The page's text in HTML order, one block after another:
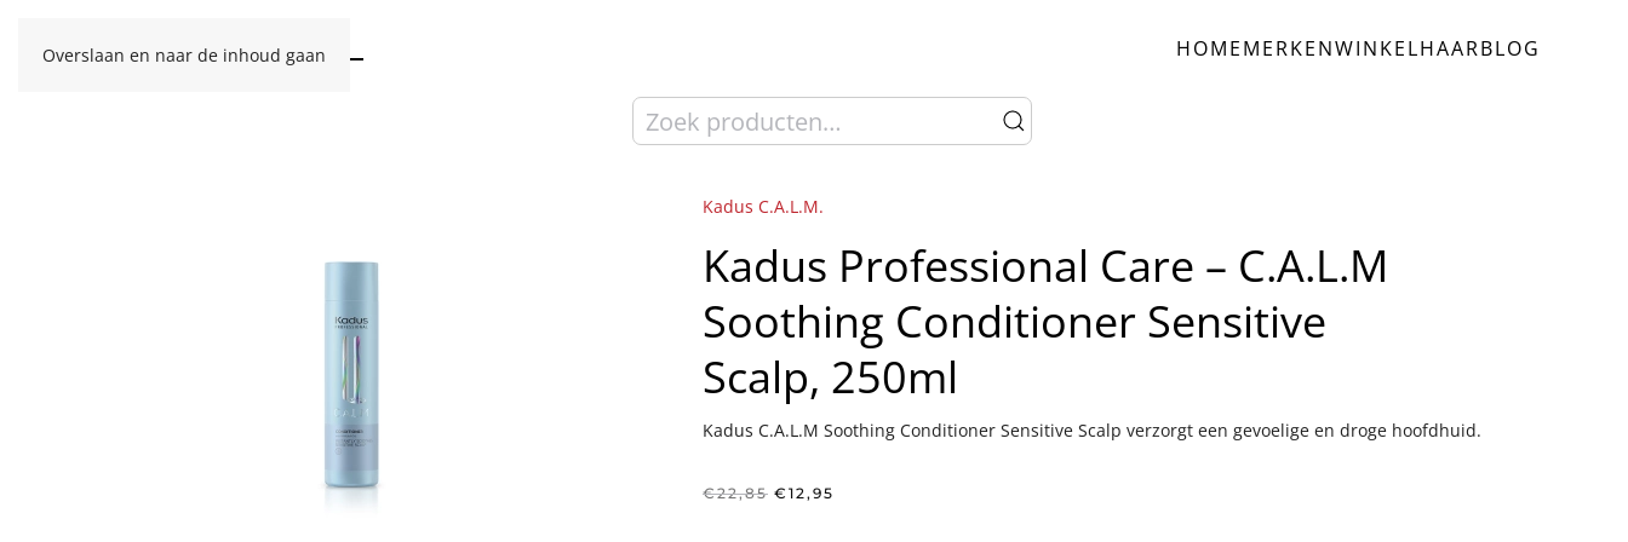
Overslaan en naar de inhoud gaan HOMEMERKENWINKELHAARBLOG
Zoeken
naar:
Kadus C.A.L.M.
Kadus Professional Care – C.A.L.M
Soothing Conditioner Sensitive
Scalp, 250ml
Kadus C.A.L.M Soothing Conditioner Sensitive Scalp verzorgt een gevoelige en droge hoofdhuid.
€22,85 Oorspronkelijke
€ 12,95